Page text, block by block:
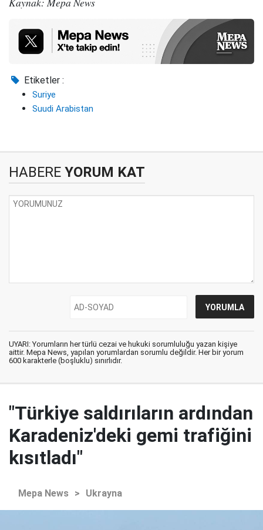
Etiketler :
Suriye
Suudi Arabistan
HABERE YORUM KAT
UYARI: Yorumların her türlü cezai ve hukuki sorumluluğu yazan kişiye
aittir. Mepa News, yapılan yorumlardan sorumlu değildir. Her bir yorum
600 karakterle (boşluklu) sınırlıdır.
"Türkiye saldırıların ardından
Karadeniz'deki gemi trafiğini
kısıtladı"
Mepa News > Ukrayna